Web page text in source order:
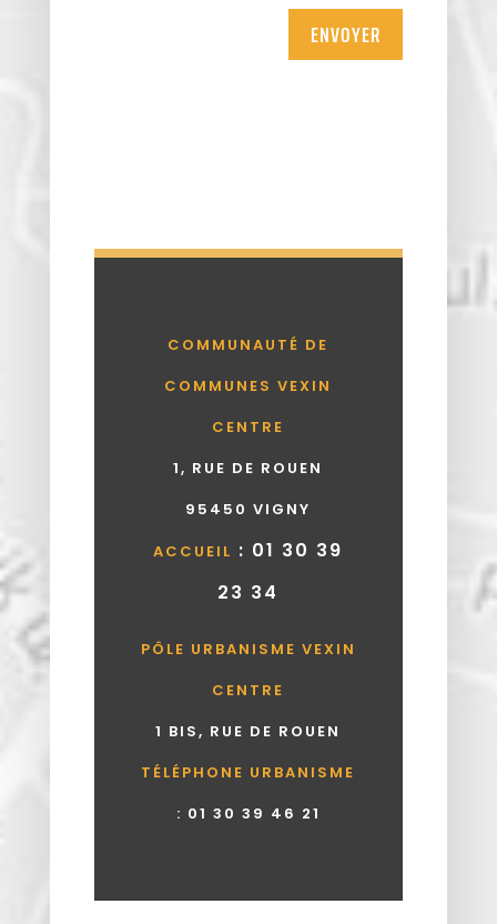
ENVOYER
COMMUNAUTÉ DE
COMMUNES VEXIN
CENTRE
1, RUE DE ROUEN
95450 VIGNY
ACCUEIL : 01 30 39
23 34
PÔLE URBANISME VEXIN
CENTRE
1 BIS, RUE DE ROUEN
TÉLÉPHONE URBANISME
: 01 30 39 46 21